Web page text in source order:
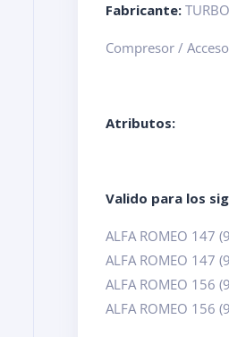
Fabricante:
Compresor /
Atributos:
Valido para los
ALFA ROMEO 147
ALFA ROMEO 147
ALFA ROMEO 156
ALFA ROMEO 156